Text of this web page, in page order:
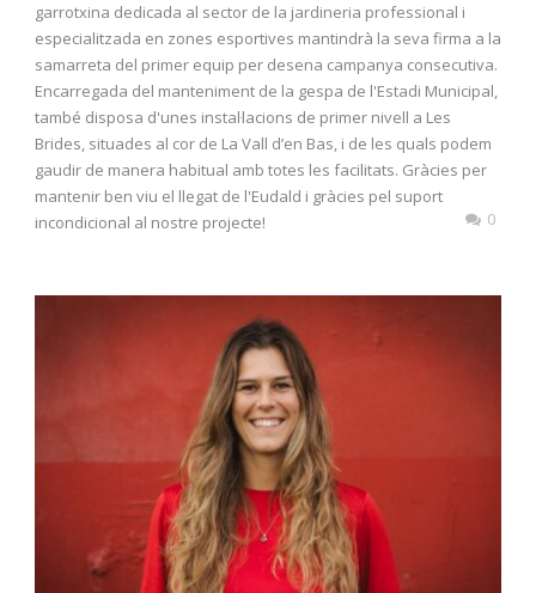
garrotxina dedicada al sector de la jardineria professional i
especialitzada en zones esportives mantindrà la seva firma a la
samarreta del primer equip per desena campanya consecutiva.
Encarregada del manteniment de la gespa de l'Estadi Municipal,
també disposa d'unes instal·lacions de primer nivell a Les
Brides, situades al cor de La Vall d’en Bas, i de les quals podem
gaudir de manera habitual amb totes les facilitats. Gràcies per
mantenir ben viu el llegat de l'Eudald i gràcies pel suport
incondicional al nostre projecte!
0